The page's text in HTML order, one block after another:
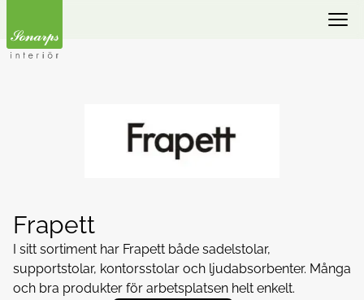
Frapett
I sitt sortiment har Frapett både sadelstolar,
supportstolar, kontorsstolar och ljudabsorbenter. Många
och bra produkter för arbetsplatsen helt enkelt.